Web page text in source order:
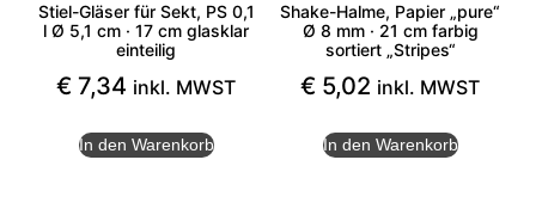
Stiel-Gläser für Sekt, PS 0,1
l Ø 5,1 cm · 17 cm glasklar
einteilig
€ 7,34 inkl. MWST
In den Warenkorb
Shake-Halme, Papier „pure“
Ø 8 mm · 21 cm farbig
sortiert „Stripes“
€ 5,02 inkl. MWST
In den Warenkorb